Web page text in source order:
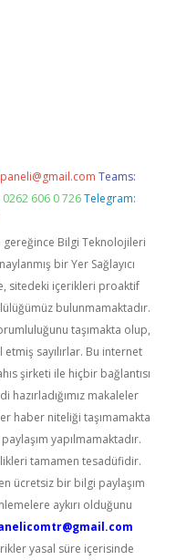
Teams:
606 0 726 Telegram:
gereğince Bilgi Teknolojileri
bir Yer Sağlayıcı
sitedeki içerikleri proaktif
bulunmamaktadır.
taşımakta olup,
sayılırlar. Bu internet
şirketi ile hiçbir bağlantısı
hazırladığımız makaleler
haber niteliği taşımamakta
yapılmamaktadır.
tamamen tesadüfidir.
ücretsiz bir bilgi paylaşım
aykırı olduğunu
yasal süre içerisinde